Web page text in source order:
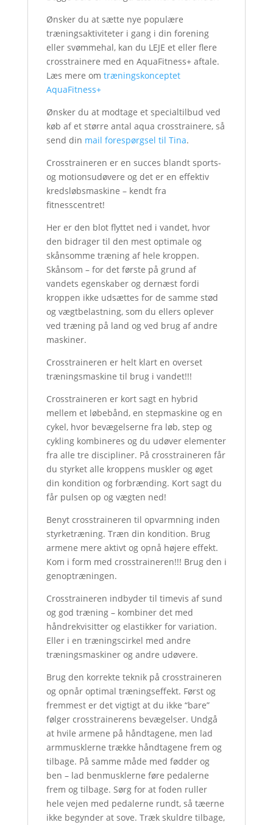
Ønsker du at sætte nye populære
træningsaktiviteter i gang i din forening
eller svømmehal, kan du LEJE et eller flere
crosstrainere med en AquaFitness+ aftale.
Læs mere om træningskonceptet
AquaFitness+
Ønsker du at modtage et specialtilbud ved
køb af et større antal aqua crosstrainere, så
send din mail forespørgsel til Tina.
Crosstraineren er en succes blandt sports-
og motionsudøvere og det er en effektiv
kredsløbsmaskine – kendt fra
fitnesscentret!
Her er den blot flyttet ned i vandet, hvor
den bidrager til den mest optimale og
skånsomme træning af hele kroppen.
Skånsom – for det første på grund af
vandets egenskaber og dernæst fordi
kroppen ikke udsættes for de samme stød
og vægtbelastning, som du ellers oplever
ved træning på land og ved brug af andre
maskiner.
Crosstraineren er helt klart en overset
træningsmaskine til brug i vandet!!!
Crosstraineren er kort sagt en hybrid
mellem et løbebånd, en stepmaskine og en
cykel, hvor bevægelserne fra løb, step og
cykling kombineres og du udøver elementer
fra alle tre discipliner. På crosstraineren får
du styrket alle kroppens muskler og øget
din kondition og forbrænding. Kort sagt du
får pulsen op og vægten ned!
Benyt crosstraineren til opvarmning inden
styrketræning. Træn din kondition. Brug
armene mere aktivt og opnå højere effekt.
Kom i form med crosstraineren!!! Brug den i
genoptræningen.
Crosstraineren indbyder til timevis af sund
og god træning – kombiner det med
håndrekvisitter og elastikker for variation.
Eller i en træningscirkel med andre
træningsmaskiner og andre udøvere.
Brug den korrekte teknik på crosstraineren
og opnår optimal træningseffekt. Først og
fremmest er det vigtigt at du ikke “bare”
følger crosstrainerens bevægelser. Undgå
at hvile armene på håndtagene, men lad
armmusklerne trække håndtagene frem og
tilbage. På samme måde med fødder og
ben – lad benmusklerne føre pedalerne
frem og tilbage. Sørg for at foden ruller
hele vejen med pedalerne rundt, så tæerne
ikke begynder at sove. Træk skuldre tilbage,